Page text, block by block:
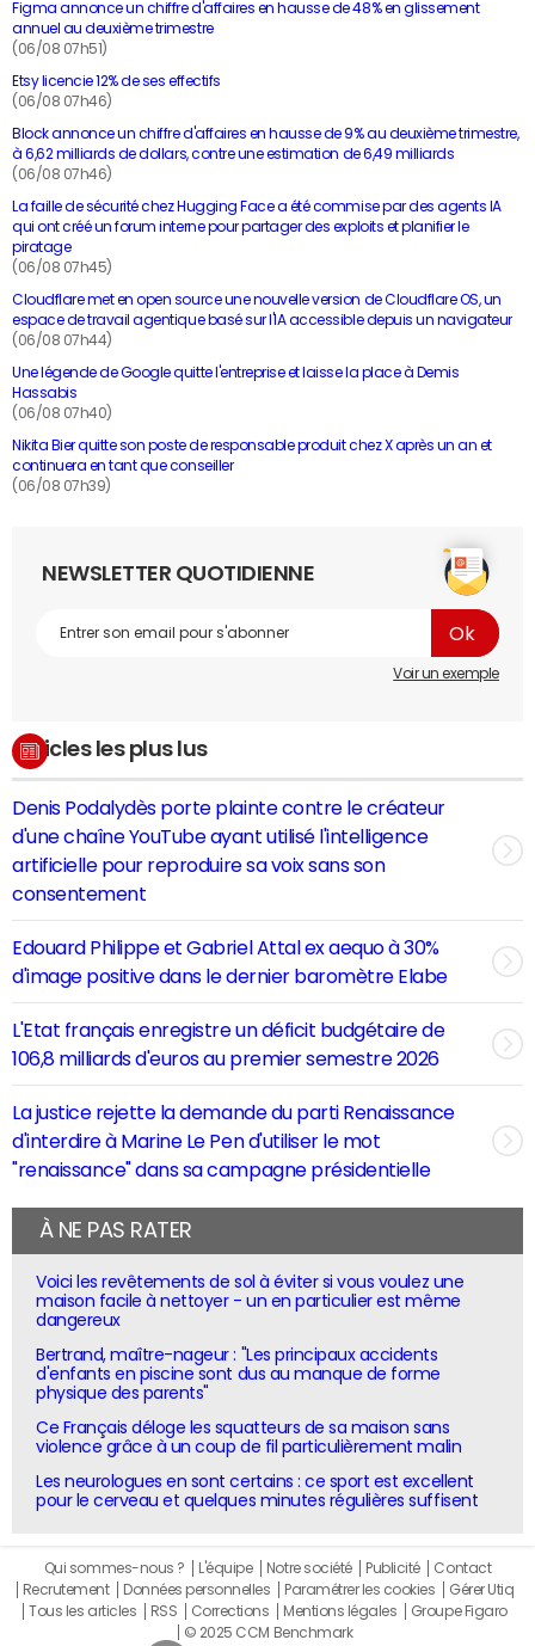
Figma annonce un chiffre d'affaires en hausse de 48% en glissement
annuel au deuxième trimestre
(06/08 07h51)
Etsy licencie 12% de ses effectifs
(06/08 07h46)
Block annonce un chiffre d'affaires en hausse de 9% au deuxième trimestre,
à 6,62 milliards de dollars, contre une estimation de 6,49 milliards
(06/08 07h46)
La faille de sécurité chez Hugging Face a été commise par des agents IA
qui ont créé un forum interne pour partager des exploits et planifier le
piratage
(06/08 07h45)
Cloudflare met en open source une nouvelle version de Cloudflare OS, un
espace de travail agentique basé sur l'IA accessible depuis un navigateur
(06/08 07h44)
Une légende de Google quitte l'entreprise et laisse la place à Demis
Hassabis
(06/08 07h40)
Nikita Bier quitte son poste de responsable produit chez X après un an et
continuera en tant que conseiller
(06/08 07h39)
NEWSLETTER QUOTIDIENNE
Voir un exemple
Articles les plus lus
Denis Podalydès porte plainte contre le créateur
d'une chaîne YouTube ayant utilisé l'intelligence
artificielle pour reproduire sa voix sans son
consentement
Edouard Philippe et Gabriel Attal ex aequo à 30%
d'image positive dans le dernier baromètre Elabe
L'Etat français enregistre un déficit budgétaire de
106,8 milliards d'euros au premier semestre 2026
La justice rejette la demande du parti Renaissance
d'interdire à Marine Le Pen d'utiliser le mot
"renaissance" dans sa campagne présidentielle
À NE PAS RATER
Voici les revêtements de sol à éviter si vous voulez une
maison facile à nettoyer - un en particulier est même
dangereux
Bertrand, maître-nageur : "Les principaux accidents
d'enfants en piscine sont dus au manque de forme
physique des parents"
Ce Français déloge les squatteurs de sa maison sans
violence grâce à un coup de fil particulièrement malin
Les neurologues en sont certains : ce sport est excellent
pour le cerveau et quelques minutes régulières suffisent
Qui sommes-nous ? L'équipe Notre société Publicité
Contact
Recrutement
Données personnelles Paramétrer les cookies
Gérer Utiq
Tous les articles
RSS Corrections Mentions légales
Groupe Figaro
© 2025 CCM Benchmark